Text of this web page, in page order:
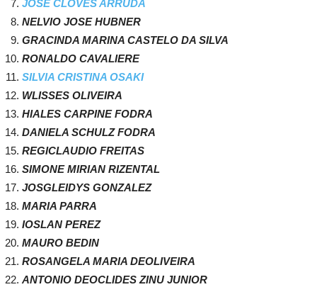
JOSÉ CLOVES ARRUDA
NELVIO JOSE HUBNER
GRACINDA MARINA CASTELO DA SILVA
RONALDO CAVALIERE
SILVIA CRISTINA OSAKI
WLISSES OLIVEIRA
HIALES CARPINE FODRA
DANIELA SCHULZ FODRA
REGICLAUDIO FREITAS
SIMONE MIRIAN RIZENTAL
JOSGLEIDYS GONZALEZ
MARIA PARRA
IOSLAN PEREZ
MAURO BEDIN
ROSANGELA MARIA DEOLIVEIRA
ANTONIO DEOCLIDES ZINU JUNIOR